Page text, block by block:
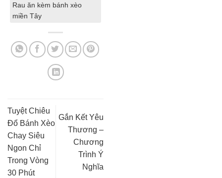
Rau ăn kèm bánh xèo
miền Tây
Tuyệt Chiêu
Đổ Bánh Xèo
Chay Siêu
Ngon Chỉ
Trong Vòng
30 Phút
Gắn Kết Yêu
Thương –
Chương
Trình Ý
Nghĩa